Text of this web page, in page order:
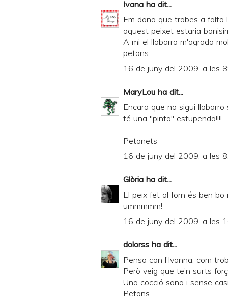
Ivana ha dit...
Em dona que trobes a falta
aquest peixet estaria
A mi el llobarro m'agrada
petons
16 de juny del 2009, a les
MaryLou ha dit...
Encara que no sigui
té una "pinta" estupenda!!!!
Petonets
16 de juny del 2009, a les
Glòria ha dit...
El peix fet al forn és ben bo
ummmmm!
16 de juny del 2009, a les
dolorss ha dit...
Penso con l’Ivanna, com
Però veig que te’n surts
Una cocció sana i sense
Petons